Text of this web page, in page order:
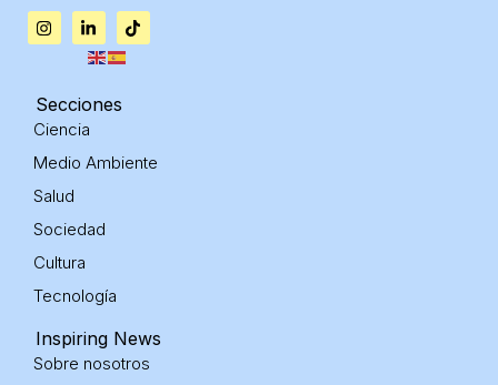
I
n
g
r
a
m
i
n
k
d
n
-
i
T
i
Secciones
Ciencia
Medio Ambiente
Salud
Sociedad
Cultura
Tecnología
Inspiring News
Sobre nosotros